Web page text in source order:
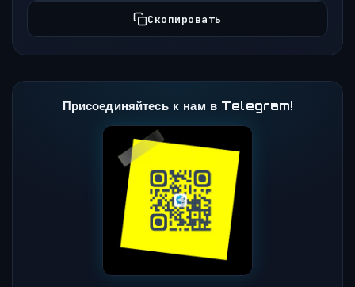
Скопировать
Присоединяйтесь к нам в Telegram!